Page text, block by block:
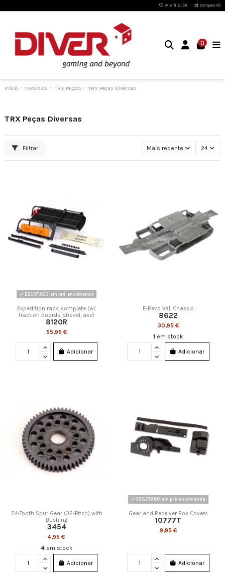
Wishlist (0) Compare (0)
0
Início TRAXXAS TRX PEÇAS TRX Peças Diversas
TRX Peças Diversas
Filtrar Mais recente 24
ESGOTADO: em pré-encomenda
Expedition rack, complete (w/
traction boards, shovel, axe)
8120R
55,95 €
Adicionar
E-Revo VXL Chassis
8622
30,95 €
1 em stock
Adicionar
54-Tooth Spur Gear (32-Pitch) with
Bushing
3454
4,95 €
4 em stock
Adicionar
ESGOTADO: em pré-encomenda
Gear and Receiver Box Covers
10777T
9,95 €
Adicionar